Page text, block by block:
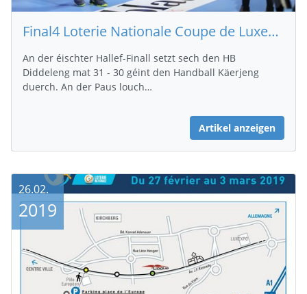
Final4 Loterie Nationale Coupe de Luxembourg : Hallef Finallen Hären
An der éischter Hallef-Finall setzt sech den HB
Diddeleng mat 31 - 30 géint den Handball Käerjeng
duerch. An der Paus louch…
Artikel anzeigen
26.02.
2019